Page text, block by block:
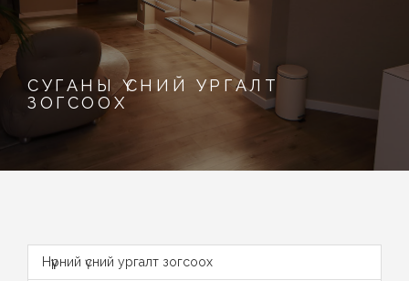
СУГАНЫ ҮСНИЙ УРГАЛТ
ЗОГСООХ
Нүүрний үсний ургалт зогсоох